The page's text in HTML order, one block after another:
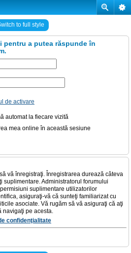
to full style
pentru a putea răspunde în
de activare
automat la fiecare vizită
mea online în această sesiune
vă înregistraţi. Înregistrarea durează câteva
suplimentare. Administratorul forumului
suplimentare utilizatorilor
asiguraţi-vă că sunteţi familiarizat cu
asociate. Vă rugăm să vă asiguraţi că aţi
navigaţi pe acesta.
confidenţialitate